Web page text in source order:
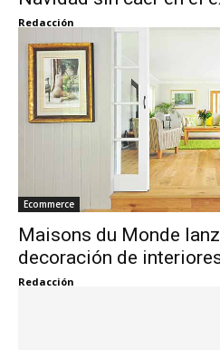
Redacción
Ecommerce
Maisons du Monde
decoración de
Redacción